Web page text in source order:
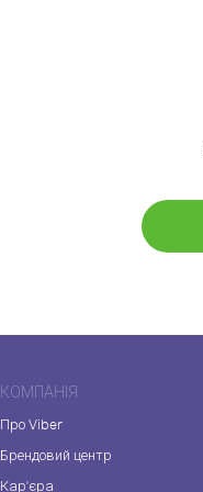
КОМПАНІЯ
Про Viber
Брендовий центр
Кар'єра